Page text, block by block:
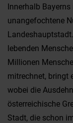
Innerhalb
unangefochtene
lebenden
Millionen
mitrechnet, bringt
wobei die
österreichische
Stadt, die schon